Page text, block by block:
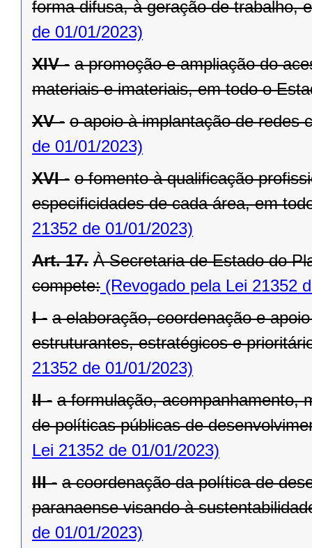
forma difusa, à geração de trabalho,
de 01/01/2023)
XIV - a promoção e ampliação do
materiais e imateriais, em todo o
XV - o apoio à implantação de redes
de 01/01/2023)
XVI - o fomento à qualificação
especificidades de cada área, em
21352 de 01/01/2023)
Art. 17. À Secretaria de Estado do
compete: (Revogado pela Lei 21352
I - a elaboração, coordenação e
estruturantes, estratégicos e
21352 de 01/01/2023)
II - a formulação, acompanhamento,
de políticas públicas de
Lei 21352 de 01/01/2023)
III - a coordenação da política de
paranaense visando à
de 01/01/2023)